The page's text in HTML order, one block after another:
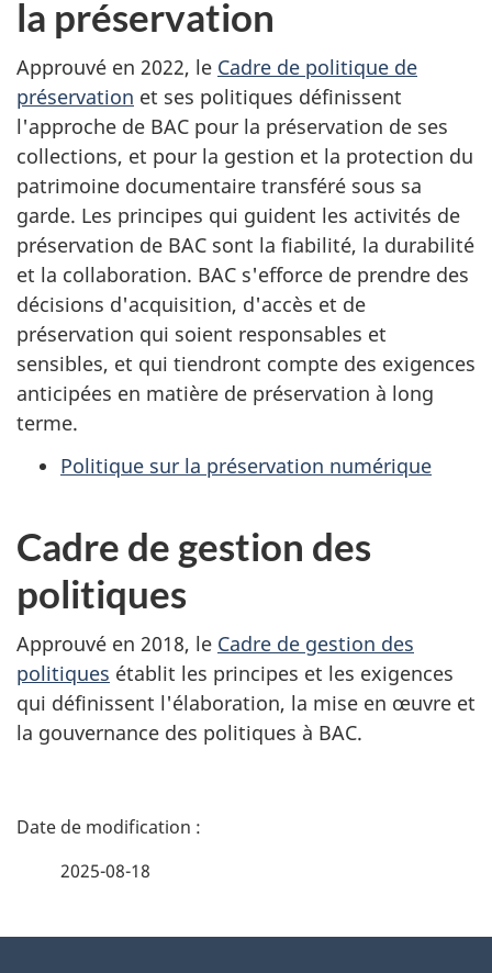
la préservation
Approuvé en 2022, le Cadre de politique de
préservation et ses politiques définissent
l'approche de BAC pour la préservation de ses
collections, et pour la gestion et la protection du
patrimoine documentaire transféré sous sa
garde. Les principes qui guident les activités de
préservation de BAC sont la fiabilité, la durabilité
et la collaboration. BAC s'efforce de prendre des
décisions d'acquisition, d'accès et de
préservation qui soient responsables et
sensibles, et qui tiendront compte des exigences
anticipées en matière de préservation à long
terme.
Politique sur la préservation numérique
Cadre de gestion des
politiques
Approuvé en 2018, le Cadre de gestion des
politiques établit les principes et les exigences
qui définissent l'élaboration, la mise en œuvre et
la gouvernance des politiques à BAC.
D
2025-08-18